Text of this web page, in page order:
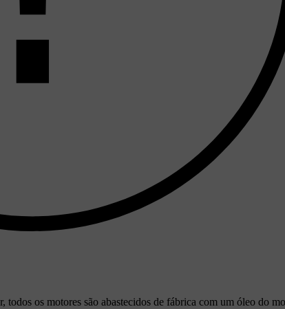
os motores são abastecidos de fábrica com um óleo do